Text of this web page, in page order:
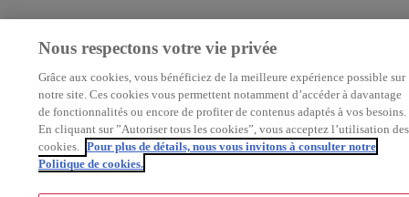
Nous respectons votre vie privée
Grâce aux cookies, vous bénéficiez de la meilleure expérience possible sur
notre site. Ces cookies vous permettent notamment d’accéder à davantage
de fonctionnalités ou encore de profiter de contenus adaptés à vos besoins.
En cliquant sur ”Autoriser tous les cookies”, vous acceptez l’utilisation des
cookies. Pour plus de détails, nous vous invitons à consulter notre
Politique de cookies.